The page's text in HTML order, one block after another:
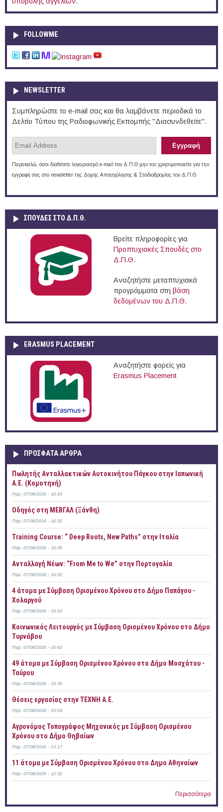
FOLLOWME
NEWSLETTER
Συμπληρώστε το e-mail σας και θα λαμβάνετε περιοδικά το
Δελτίο Τύπου της Ραδιοφωνικής Εκπομπής "Διασυνδεθείτε".
Παρακαλώ, όσοι διαθέτετε λογαριασμό e-mail του Δ.Π.Θ μην τον χρησιμοποιείτε για την
εγγραφή σας στο newsletter της Δομής Απασχόλησης & Σταδιοδρομίας του Δ.Π.Θ.
ΣΠΟΥΔΈΣ ΣΤΟ Δ.Π.Θ.
Βρείτε πληροφορίες για
Προπτυχιακές Σπουδές στο
Δ.Π.Θ.
Αναζητήστε μεταπτυχιακά
προγράμματα στη βάση
δεδομένων του Δ.Π.Θ.
ERASMUS PLACEMENT
Αναζητήστε φορείς για
Erasmus Placement
ΠΡOΣΦΑΤΑ AΡΘΡΑ
Πωλητής Ανταλλακτικών Αυτοκινήτου Πάγκου στην Ιαπωνική
Α.Ε. (Κομοτηνή)
Παρ, 07/08/2026 - 18:43
Οδηγός στη ΜΕΒΓΑΛ (Ξάνθη)
Παρ, 07/08/2026 - 16:32
Training Course: “ Deep Roots, New Paths” στην Ιταλία
Παρ, 07/08/2026 - 16:05
Ανταλλαγή Νέων: “From Me to We” στην Πορτογαλία
Παρ, 07/08/2026 - 16:02
4 άτομα με Σύμβαση Ορισμένου Χρόνου στο Δήμο Παπάγου -
Χολαργού
Παρ, 07/08/2026 - 15:53
Κοινωνικός Λειτουργός με Σύμβαση Ορισμένου Χρόνου στο Δήμο
Τυρνάβου
Παρ, 07/08/2026 - 15:42
49 άτομα με Σύμβαση Ορισμένου Χρόνου στο Δήμο Μοσχάτου -
Ταύρου
Παρ, 07/08/2026 - 15:36
Θέσεις εργασίας στην ΤΕΧΝΗ Α.Ε.
Παρ, 07/08/2026 - 15:09
Αγρονόμος Τοπογράφος Μηχανικός με Σύμβαση Ορισμένου
Χρόνου στο Δήμο Θηβαίων
Παρ, 07/08/2026 - 13:17
11 άτομα με Σύμβαση Ορισμένου Χρόνου στο Δημο Αθηναίων
Παρ, 07/08/2026 - 12:32
Περισσότερα